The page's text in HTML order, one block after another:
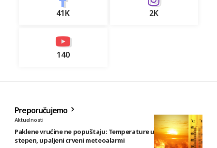
41K 2K
140
Preporučujemo
Aktuelnosti
Paklene vrućine ne popuštaju: Temperature u BiH i do 41
stepen, upaljeni crveni meteoalarmi